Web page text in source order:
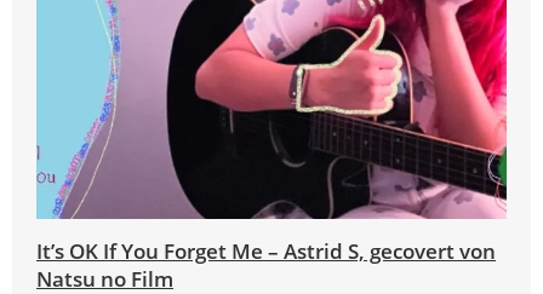
It’s OK If You Forget Me – Astrid S, gecovert von
Natsu no Film